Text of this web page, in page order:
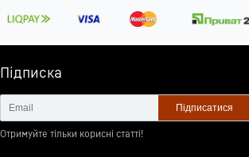
Підписка
Підписатися
Отримуйте тільки корисні статті!